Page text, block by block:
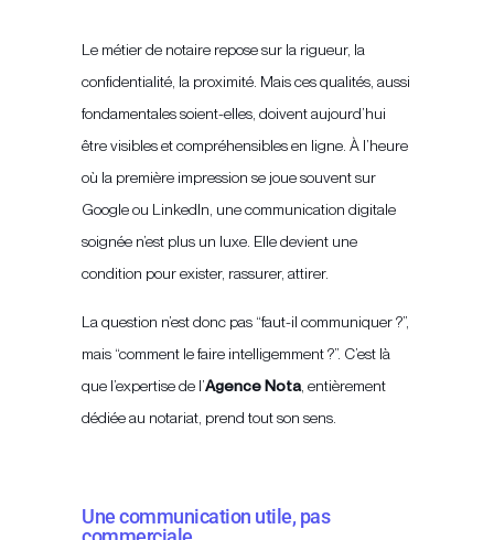
Le métier de notaire repose sur la rigueur, la
confidentialité, la proximité. Mais ces qualités, aussi
fondamentales soient-elles, doivent aujourd’hui
être visibles et compréhensibles en ligne. À l’heure
où la première impression se joue souvent sur
Google ou LinkedIn, une communication digitale
soignée n’est plus un luxe. Elle devient une
condition pour exister, rassurer, attirer.
La question n’est donc pas “faut-il communiquer ?”,
mais “comment le faire intelligemment ?”. C’est là
que l’expertise de l’Agence Nota, entièrement
dédiée au notariat, prend tout son sens.
Une communication utile, pas